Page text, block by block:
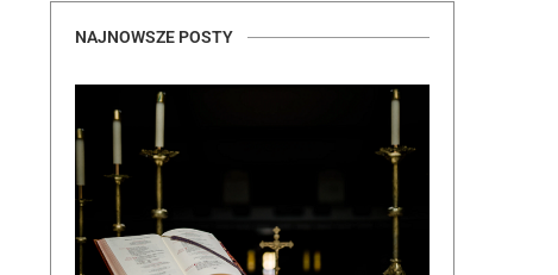
NAJNOWSZE POSTY